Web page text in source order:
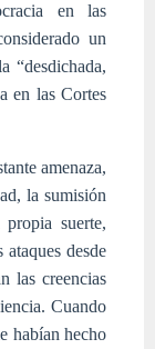
en las
un
“desdichada,
en las Cortes
amenaza,
la sumisión
suerte,
desde
las creencias
Cuando
habían hecho